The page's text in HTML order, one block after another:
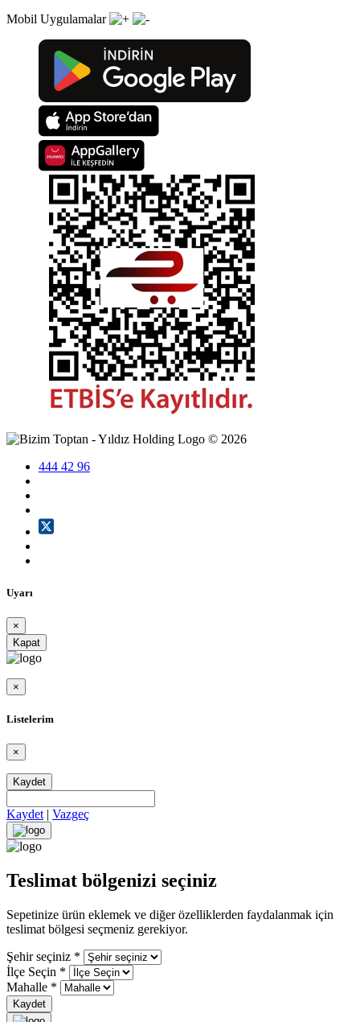
Mobil Uygulamalar
© 2026
444 42 96
Uyarı
×
Kapat
×
Listelerim
×
Kaydet
Kaydet | Vazgeç
Teslimat bölgenizi seçiniz
Sepetinize ürün eklemek ve diğer özelliklerden faydalanmak için
teslimat bölgesi seçmeniz gerekiyor.
Şehir seçiniz *
İlçe Seçin *
Mahalle *
Kaydet